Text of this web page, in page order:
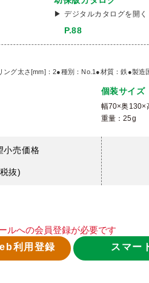
デジタルカタログを開く
P.88
グ太さ[mm]：2●種別：No.1●材質：鉄●製造
個装サイズ
幅70×奥130×
重量：25g
小売価格
抜)
ルへの会員登録が必要です
利用登録
スマー